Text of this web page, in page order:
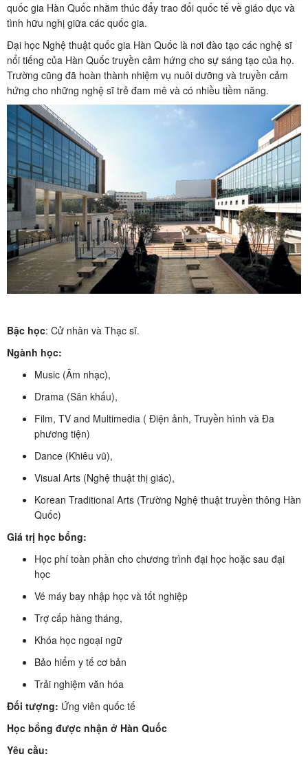
quốc gia Hàn Quốc nhằm thúc đẩy trao đổi quốc tế về giáo dục và
tình hữu nghị giữa các quốc gia.
Đại học Nghệ thuật quốc gia Hàn Quốc là nơi đào tạo các nghệ sĩ
nổi tiếng của Hàn Quốc truyền cảm hứng cho sự sáng tạo của họ.
Trường cũng đã hoàn thành nhiệm vụ nuôi dưỡng và truyền cảm
hứng cho những nghệ sĩ trẻ đam mê và có nhiều tiềm năng.
Bậc học: Cử nhân và Thạc sĩ.
Ngành học:
Music (Âm nhạc),
Drama (Sân khấu),
Film, TV and Multimedia ( Điện ảnh, Truyền hình và Đa
phương tiện)
Dance (Khiêu vũ),
Visual Arts (Nghệ thuật thị giác),
Korean Traditional Arts (Trường Nghệ thuật truyền thông Hàn
Quốc)
Giá trị học bổng:
Học phí toàn phần cho chương trình đại học hoặc sau đại
học
Vé máy bay nhập học và tốt nghiệp
Trợ cấp hàng tháng,
Khóa học ngoại ngữ
Bảo hiểm y tế cơ bản
Trải nghiệm văn hóa
Đối tượng: Ứng viên quốc tế
Học bổng được nhận ở Hàn Quốc
Yêu cầu: